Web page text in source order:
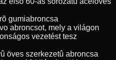
gumiabroncsa
abroncsot, mely a világon
vezetést tesz
öves szerkezetû abroncsa